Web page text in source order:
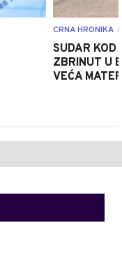
CRNA HRONIKA
SUDAR KOD
ZBRINUT U
VEĆA